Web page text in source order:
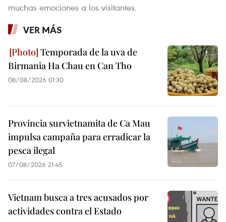
muchas emociones a los visitantes.
VER MÁS
Temporada de la uva de
Birmania Ha Chau en Can Tho
08/08/2026 01:30
Provincia survietnamita de Ca Mau
impulsa campaña para erradicar la
pesca ilegal
07/08/2026 21:45
Vietnam busca a tres acusados por
actividades contra el Estado